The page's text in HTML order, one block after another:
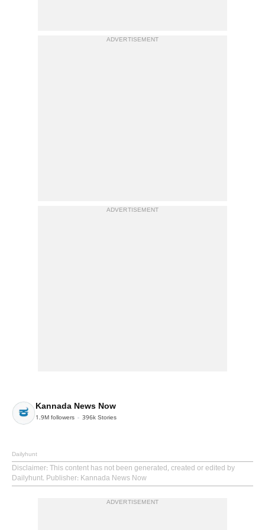
ADVERTISEMENT
ADVERTISEMENT
Kannada News Now
1.9M followers 396k Stories
Dailyhunt
Disclaimer: This content has not been generated, created or edited by
Dailyhunt. Publisher: Kannada News Now
ADVERTISEMENT